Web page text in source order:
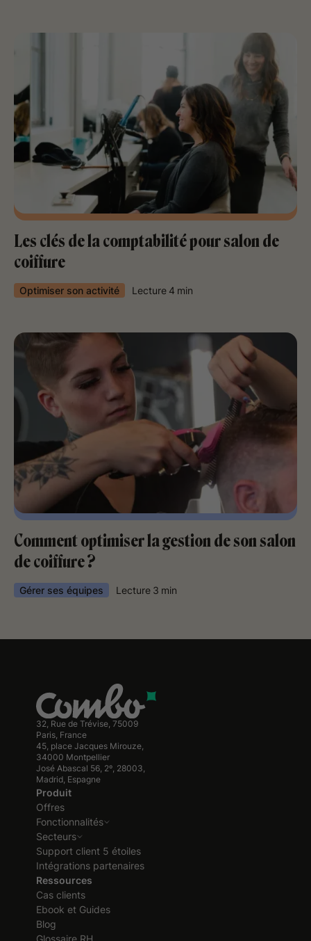
Les clés de la comptabilité pour salon de
coiffure
Optimiser son activité Lecture 4 min
Comment optimiser la gestion de son salon
de coiffure ?
Gérer ses équipes Lecture 3 min
32, Rue de Trévise, 75009
Paris, France
45, place Jacques Mirouze,
34000 Montpellier
José Abascal 56, 2º, 28003,
Madrid, Espagne
Produit
Offres
Fonctionnalités
Secteurs
Support client 5 étoiles
Intégrations partenaires
Ressources
Cas clients
Ebook et Guides
Blog